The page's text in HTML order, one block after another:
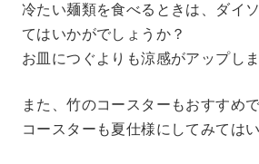
冷たい麺類を食べるときは、ダイ
てはいかがでしょうか？
お皿につぐよりも涼感がアップしま
また、竹のコースターもおすすめで
コースターも夏仕様にしてみては